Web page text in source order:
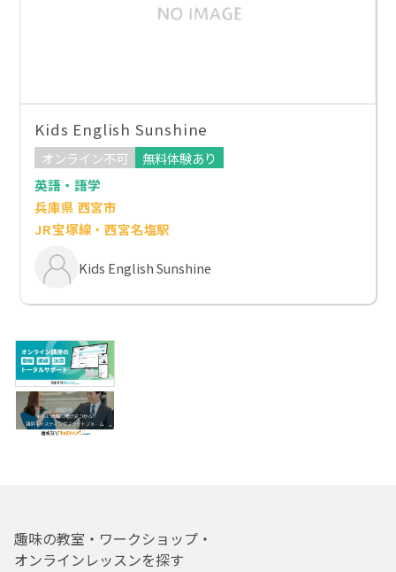
Kids English Sunshine
オンライン不可
無料体験あり
英語・語学
兵庫県 西宮市
JR宝塚線・西宮名塩駅
Kids English Sunshine
趣味の教室・ワークショップ・
オンラインレッスンを探す